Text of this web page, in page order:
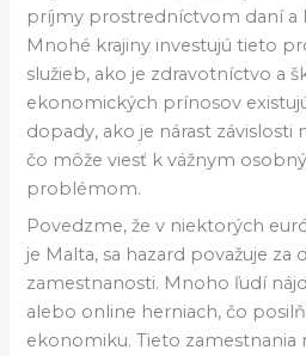
príjmy prostredníctvom daní a
Mnohé krajiny investujú tieto
služieb, ako je zdravotníctvo a
ekonomických prínosov
dopady, ako je nárast závislosti
čo môže viesť k vážnym
problémom.
Povedzme, že v niektorých
je Malta, sa hazard považuje za
zamestnanosti. Mnoho ľudí
alebo online herniach, čo
ekonomiku. Tieto zamestnania